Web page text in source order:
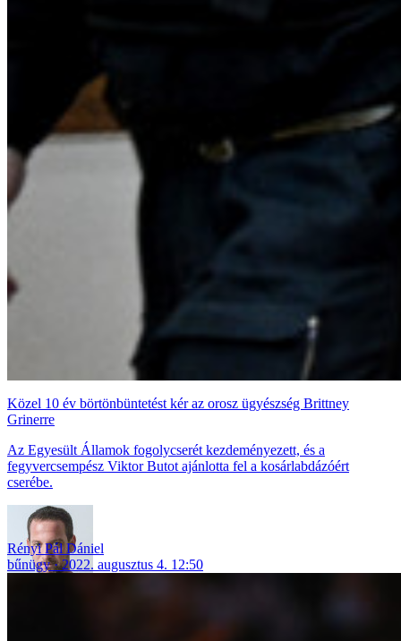
Közel 10 év börtönbüntetést kér az orosz ügyészség Brittney
Grinerre
Az Egyesült Államok fogolycserét kezdeményezett, és a
fegyvercsempész Viktor Butot ajánlotta fel a kosárlabdázóért
cserébe.
Rényi Pál Dániel
bűnügy
2022. augusztus 4. 12:50